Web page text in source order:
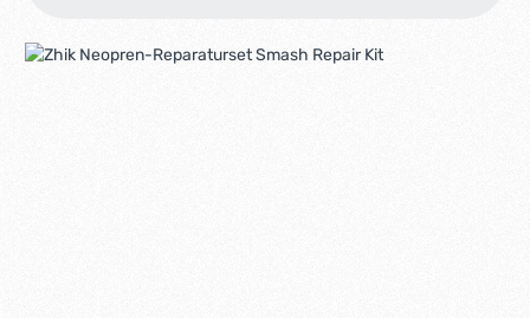
Bildergalerie überspringen